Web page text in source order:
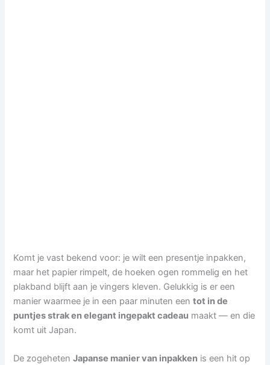
Komt je vast bekend voor: je wilt een presentje inpakken,
maar het papier rimpelt, de hoeken ogen rommelig en het
plakband blijft aan je vingers kleven. Gelukkig is er een
manier waarmee je in een paar minuten eentot in de
puntjes strak en elegant ingepakt cadeau maakt — en die
komt uit Japan.
De zogehetenJapanse manier van inpakken is een hit op